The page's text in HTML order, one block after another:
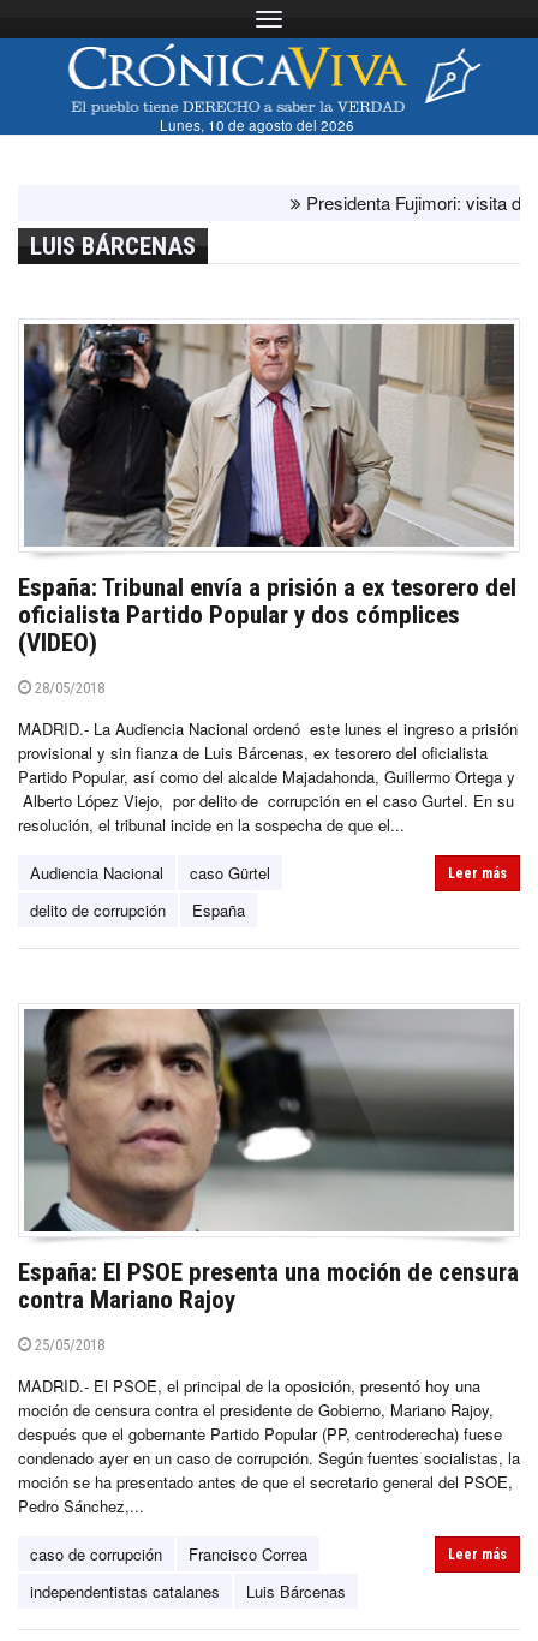
Toggle navigation
Lunes, 10 de agosto del 2026
Presidenta Fujimori: visita del
LUIS BÁRCENAS
España: Tribunal envía a prisión a ex tesorero del
oficialista Partido Popular y dos cómplices
(VIDEO)
28/05/2018
MADRID.- La Audiencia Nacional ordenó este lunes el ingreso a prisión
provisional y sin fianza de Luis Bárcenas, ex tesorero del oficialista
Partido Popular, así como del alcalde Majadahonda, Guillermo Ortega y
Alberto López Viejo, por delito de corrupción en el caso Gurtel. En su
resolución, el tribunal incide en la sospecha de que el...
Audiencia Nacional
caso Gürtel
delito de corrupción
España
Leer más
España: El PSOE presenta una moción de censura
contra Mariano Rajoy
25/05/2018
MADRID.- El PSOE, el principal de la oposición, presentó hoy una
moción de censura contra el presidente de Gobierno, Mariano Rajoy,
después que el gobernante Partido Popular (PP, centroderecha) fuese
condenado ayer en un caso de corrupción. Según fuentes socialistas, la
moción se ha presentado antes de que el secretario general del PSOE,
Pedro Sánchez,...
caso de corrupción
Francisco Correa
independentistas catalanes
Luis Bárcenas
Leer más